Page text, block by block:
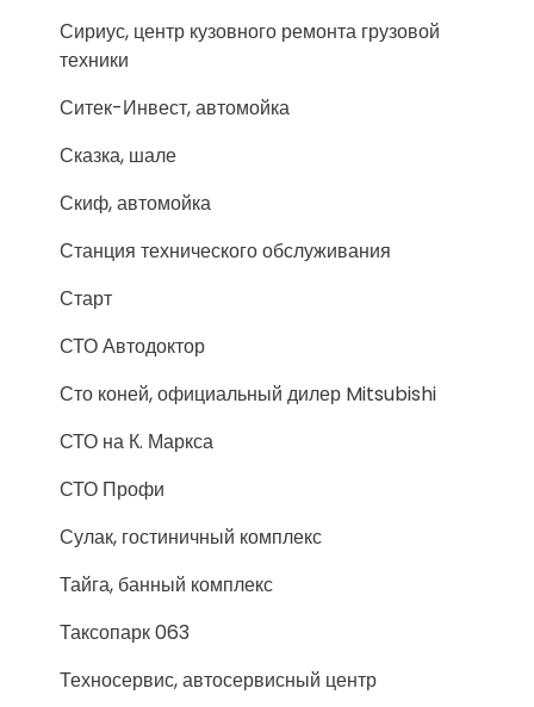
Сириус, центр кузовного ремонта грузовой
техники
Ситек-Инвест, автомойка
Сказка, шале
Скиф, автомойка
Станция технического обслуживания
Старт
СТО Автодоктор
Сто коней, официальный дилер Mitsubishi
СТО на К. Маркса
СТО Профи
Сулак, гостиничный комплекс
Тайга, банный комплекс
Таксопарк 063
Техносервис, автосервисный центр